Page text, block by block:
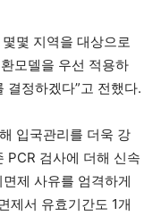
몇 지역을 대상으로
모델을 우선 적용하
결정하겠다”고 전했다.
입국관리를 더욱 강
PCR 검사에 더해 신속
제 사유를 엄격하게
제서 유효기간도 1개